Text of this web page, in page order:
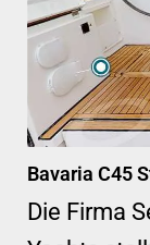
Bavaria C45
Die Firma